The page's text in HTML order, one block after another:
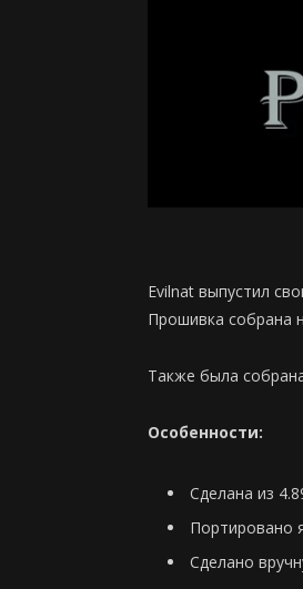
Evilnat выпустил
Прошивка собрана
Также была
Особенности:
Сделана из
Портировано
Сделано